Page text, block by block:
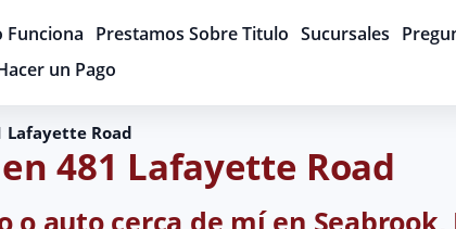
Funciona Prestamos Sobre Titulo Sucursales
un Pago
Lafayette Road
481 Lafayette Road
o auto cerca de mí en Seabrook,